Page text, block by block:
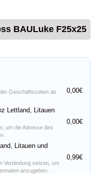
BAULuke F25x25
Geschäftszeiten ab
0,00€
Lettland, Litauen
um die Adresse des
0,00€
Litauen und
Verbindung setzen, um
anzugeben.
0,99€